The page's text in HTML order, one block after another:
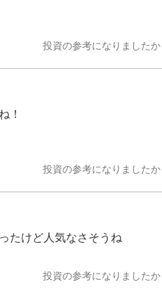
投資の参考になりましたか
！
投資の参考になりましたか
たけど人気なさそうね
投資の参考になりましたか